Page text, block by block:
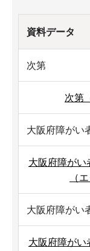
資料データ
次第
次第
大阪府障がい
大阪府障がい
（
大阪府障がい
大阪府障がい